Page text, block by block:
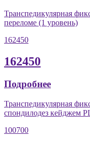
Транспедикулярная
переломе (1 уровень)
162450
162450
Подробнее
Транспедикулярная
спондилодез кейджем
100700